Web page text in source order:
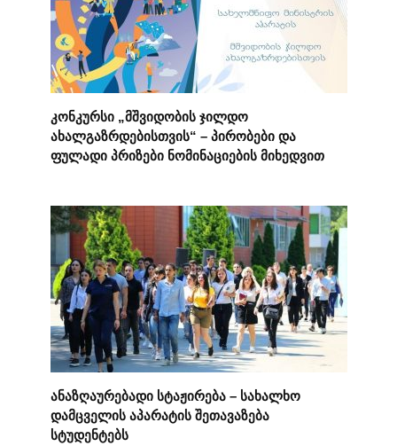
კონკურსი „მშვიდობის ჯილდო
ახალგაზრდებისთვის“ – პირობები და
ფულადი პრიზები ნომინაციების მიხედვით
ანაზღაურებადი სტაჟირება – სახალხო
დამცველის აპარატის შეთავაზება
სტუდენტებს